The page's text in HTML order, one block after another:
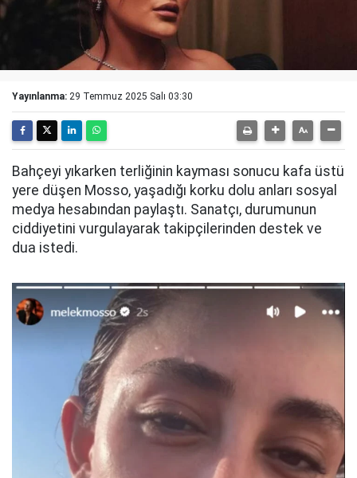
Yayınlanma: 29 Temmuz 2025 Salı 03:30
Bahçeyi yıkarken terliğinin kayması sonucu kafa üstü
yere düşen Mosso, yaşadığı korku dolu anları sosyal
medya hesabından paylaştı. Sanatçı, durumunun
ciddiyetini vurgulayarak takipçilerinden destek ve
dua istedi.